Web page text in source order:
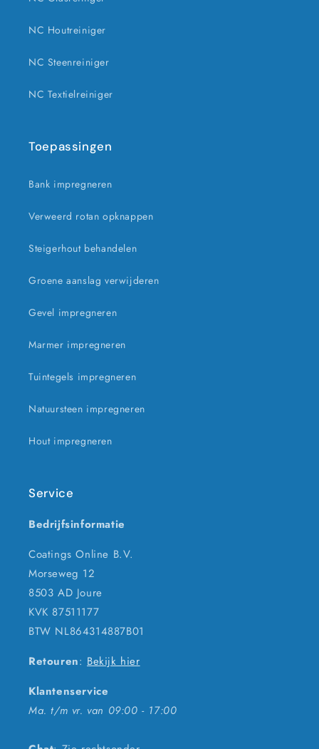
NC Houtreiniger
NC Steenreiniger
NC Textielreiniger
Toepassingen
Bank impregneren
Verweerd rotan opknappen
Steigerhout behandelen
Groene aanslag verwijderen
Gevel impregneren
Marmer impregneren
Tuintegels impregneren
Natuursteen impregneren
Hout impregneren
Service
Bedrijfsinformatie
Coatings Online B.V.
Morseweg 12
8503 AD Joure
KVK 87511177
BTW NL864314887B01
Retouren:Bekijk hier
Klantenservice
Ma. t/m vr. van 09:00 - 17:00